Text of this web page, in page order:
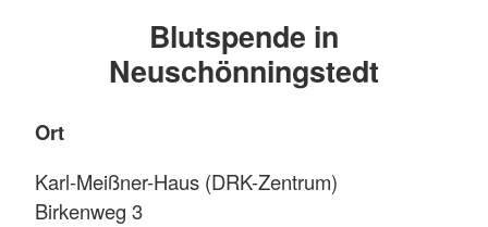
Blutspende in
Neuschönningstedt
Ort
Karl-Meißner-Haus (DRK-Zentrum)
Birkenweg 3